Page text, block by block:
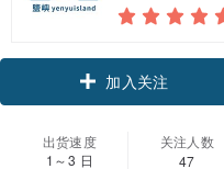
加入关注
出货速度
1～3 日
关注人数
47